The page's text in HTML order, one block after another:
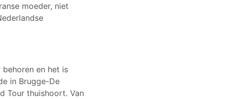
moeder, niet
en het is
in Brugge-De
Tour thuishoort. Van